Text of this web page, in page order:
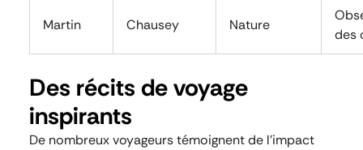
Martin Chausey Nature
des
Des récits de voyage
inspirants
De nombreux voyageurs témoignent de l’impact